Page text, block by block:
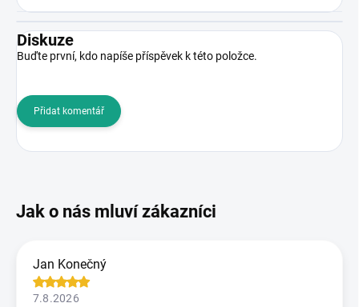
Diskuze
Buďte první, kdo napíše příspěvek k této položce.
Přidat komentář
Jan Konečný
7.8.2026